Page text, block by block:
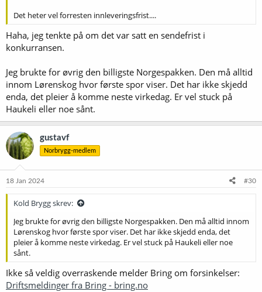
Det heter vel forresten innleveringsfrist....
Haha, jeg tenkte på om det var satt en sendefrist i
konkurransen.
Jeg brukte for øvrig den billigste Norgespakken. Den må alltid
innom Lørenskog hvor første spor viser. Det har ikke skjedd
enda, det pleier å komme neste virkedag. Er vel stuck på
Haukeli eller noe sånt.
gustavf
Norbrygg-medlem
18 Jan 2024 #30
Kold Brygg skrev:
Jeg brukte for øvrig den billigste Norgespakken. Den må alltid innom
Lørenskog hvor første spor viser. Det har ikke skjedd enda, det
pleier å komme neste virkedag. Er vel stuck på Haukeli eller noe
sånt.
Ikke så veldig overraskende melder Bring om forsinkelser:
Driftsmeldinger fra Bring - bring.no